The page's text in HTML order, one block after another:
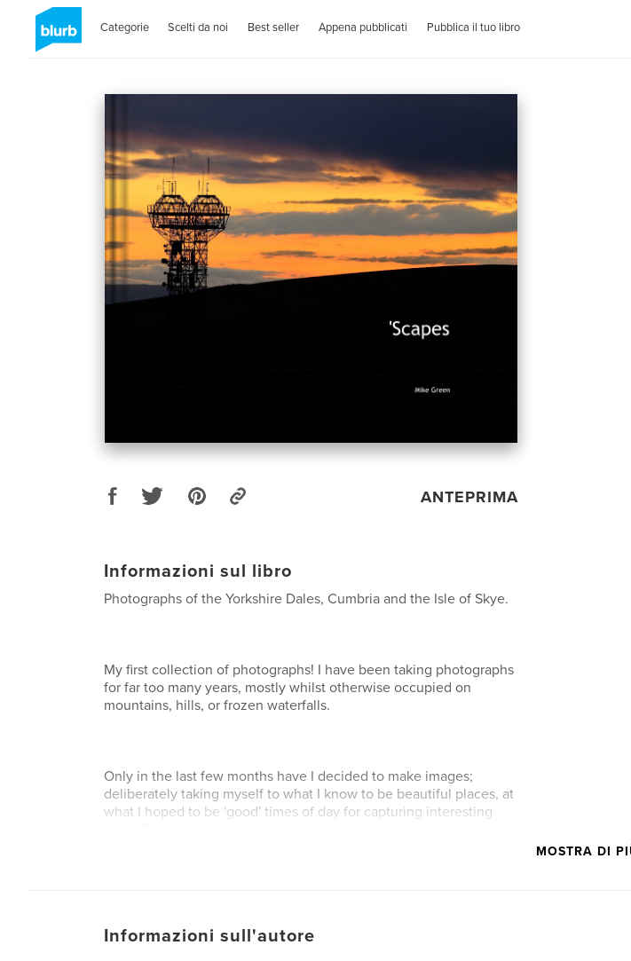
Categorie Scelti da noi Best seller Appena pubblicati Pubblica il tuo libro
ANTEPRIMA
Informazioni sul libro
Photographs of the Yorkshire Dales, Cumbria and the Isle of Skye.
My first collection of photographs! I have been taking photographs
for far too many years, mostly whilst otherwise occupied on
mountains, hills, or frozen waterfalls.
Only in the last few months have I decided to make images;
deliberately taking myself to what I know to be beautiful places, at
what I hoped to be 'good' times of day for capturing interesting
MOSTRA DI
Informazioni sull'autore